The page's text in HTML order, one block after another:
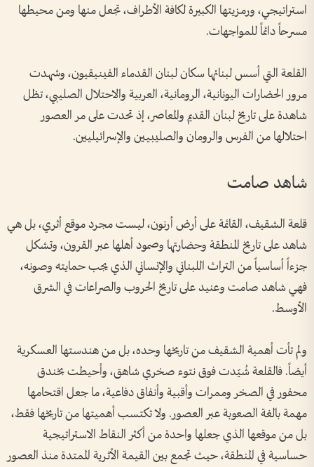
استراتيجي، ورمزيتها الكبيرة لكافة الأطراف، تجعل منها ومن محيطها
مسرحاً دائماً للمواجهات.
القلعة التي أسس لبنائها سكان لبنان القدماء الفينيقيون، وشهدت
مرور الحضارات اليونانية، الرومانية، العربية والاحتلال الصليبي، تظل
شاهدة على تاريخ لبنان القديم والمعاصر، إذ تحدت على مر العصور
احتلالها من الفرس والرومان والصليبيين والإسرائيليين.
شاهد صامت
قلعة الشقيف، القائمة على أرض أرنون، ليست مجرد موقع أثري، بل هي
شاهد على تاريخ المنطقة وحضارتها وصمود أهلها عبر القرون، وتشكل
جزءاً أساسياً من التراث اللبناني والإنساني الذي يجب حمايته وصونه،
فهي شاهد صامت وعنيد على تاريخ الحروب والصراعات في الشرق
الأوسط.
ولم تأت أهمية الشقيف من تاريخها وحده، بل من هندستها العسكرية
أيضاً. فالقلعة شُيّدت فوق نتوء صخري شاهق، وأحيطت بخندق
محفور في الصخر وممرات وأقبية وأنفاق دفاعية، ما جعل اقتحامها
مهمة بالغة الصعوبة عبر العصور. ولا تكتسب أهميتها من تاريخها فقط،
بل من موقعها الذي جعلها واحدة من أكثر النقاط الاستراتيجية
حساسية في المنطقة، حيث تجمع بين القيمة الأثرية الممتدة منذ العصور